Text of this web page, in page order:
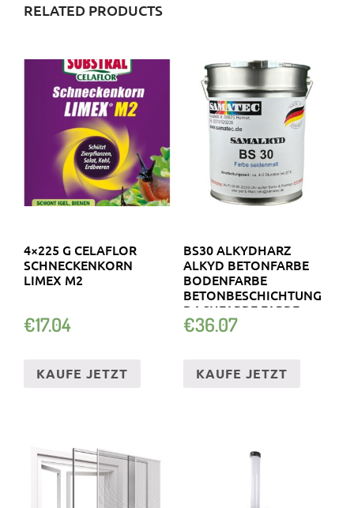
RELATED PRODUCTS
4×225 G CELAFLOR
SCHNECKENKORN
LIMEX M2
€17.04
KAUFE JETZT
BS30 ALKYDHARZ
ALKYD BETONFARBE
BODENFARBE
BETONBESCHICHTUNG
DACHFARBE FARBE
€36.07
KAUFE JETZT